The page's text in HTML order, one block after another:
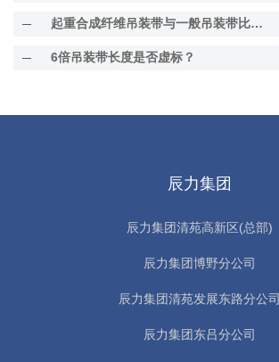
起重合成纤维吊装带与一般吊装带比，优势有哪些？
6倍吊装带长度是否虚标？
辰力集团
辰力集团清苑高新区(总部)
辰力集团博野分公司
辰力集团清苑发展东路分公司
辰力集团东吕分公司